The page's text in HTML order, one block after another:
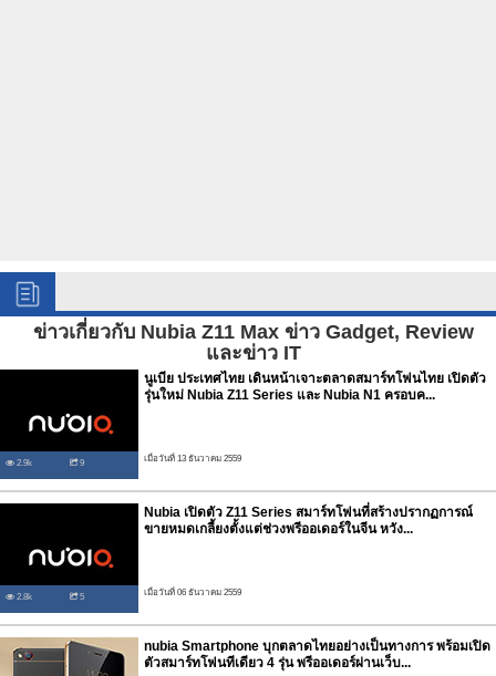
ข่าวเกี่ยวกับ Nubia Z11 Max ข่าว Gadget, Review
และข่าว IT
2.9k 9
นูเบีย ประเทศไทย เดินหน้าเจาะตลาดสมาร์ทโฟนไทย เปิดตัว
รุ่นใหม่ Nubia Z11 Series และ Nubia N1 ครอบค...
เมื่อวันที่ 13 ธันวาคม 2559
2.8k 5
Nubia เปิดตัว Z11 Series สมาร์ทโฟนที่สร้างปรากฏการณ์
ขายหมดเกลี้ยงตั้งแต่ช่วงพรีออเดอร์ในจีน หวัง...
เมื่อวันที่ 06 ธันวาคม 2559
nubia Smartphone บุกตลาดไทยอย่างเป็นทางการ พร้อมเปิด
ตัวสมาร์ทโฟนทีเดียว 4 รุ่น พรีออเดอร์ผ่านเว็บ...